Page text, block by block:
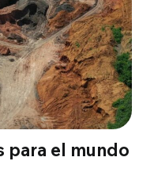
para el mundo